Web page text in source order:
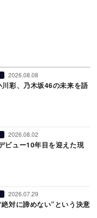
2026.08.08
川彩、乃木坂46の未来を語
2026.08.02
ビュー10年目を迎えた現
2026.07.29
対に諦めない”という決意